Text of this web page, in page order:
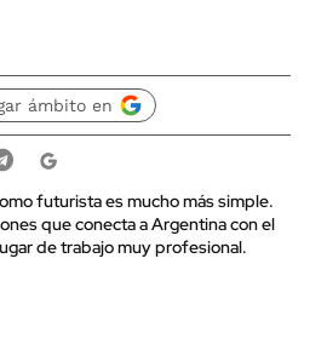
ámbito en
futurista es mucho más simple.
que conecta a Argentina con el
de trabajo muy profesional.